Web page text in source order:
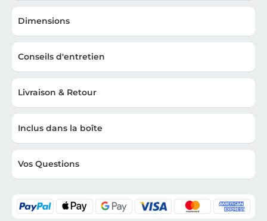
Dimensions
Conseils d'entretien
Livraison & Retour
Inclus dans la boîte
Vos Questions